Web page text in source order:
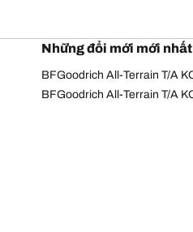
Những đổi mới mới
BFGoodrich All-Terrain T/A
BFGoodrich All-Terrain T/A